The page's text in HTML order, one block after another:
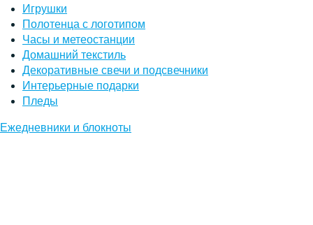
Игрушки
Полотенца с логотипом
Часы и метеостанции
Домашний текстиль
Декоративные свечи и подсвечники
Интерьерные подарки
Пледы
Ежедневники и блокноты